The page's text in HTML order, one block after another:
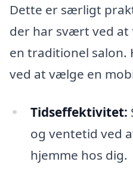
Dette er særligt
der har svært ved at
en traditionel salon.
ved at vælge en
Tidseffektivitet:
og ventetid ved
hjemme hos dig.